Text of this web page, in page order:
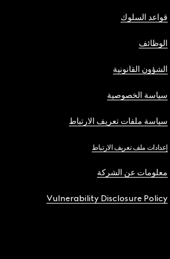
قواعد السلوك
الوظائف
الشؤون القانونية
سياسة الخصوصية
سياسة ملفات تعريف الارتباط
إعدادات ملف تعريف الارتباط
معلومات عن الشركة
Vulnerability Disclosure Policy